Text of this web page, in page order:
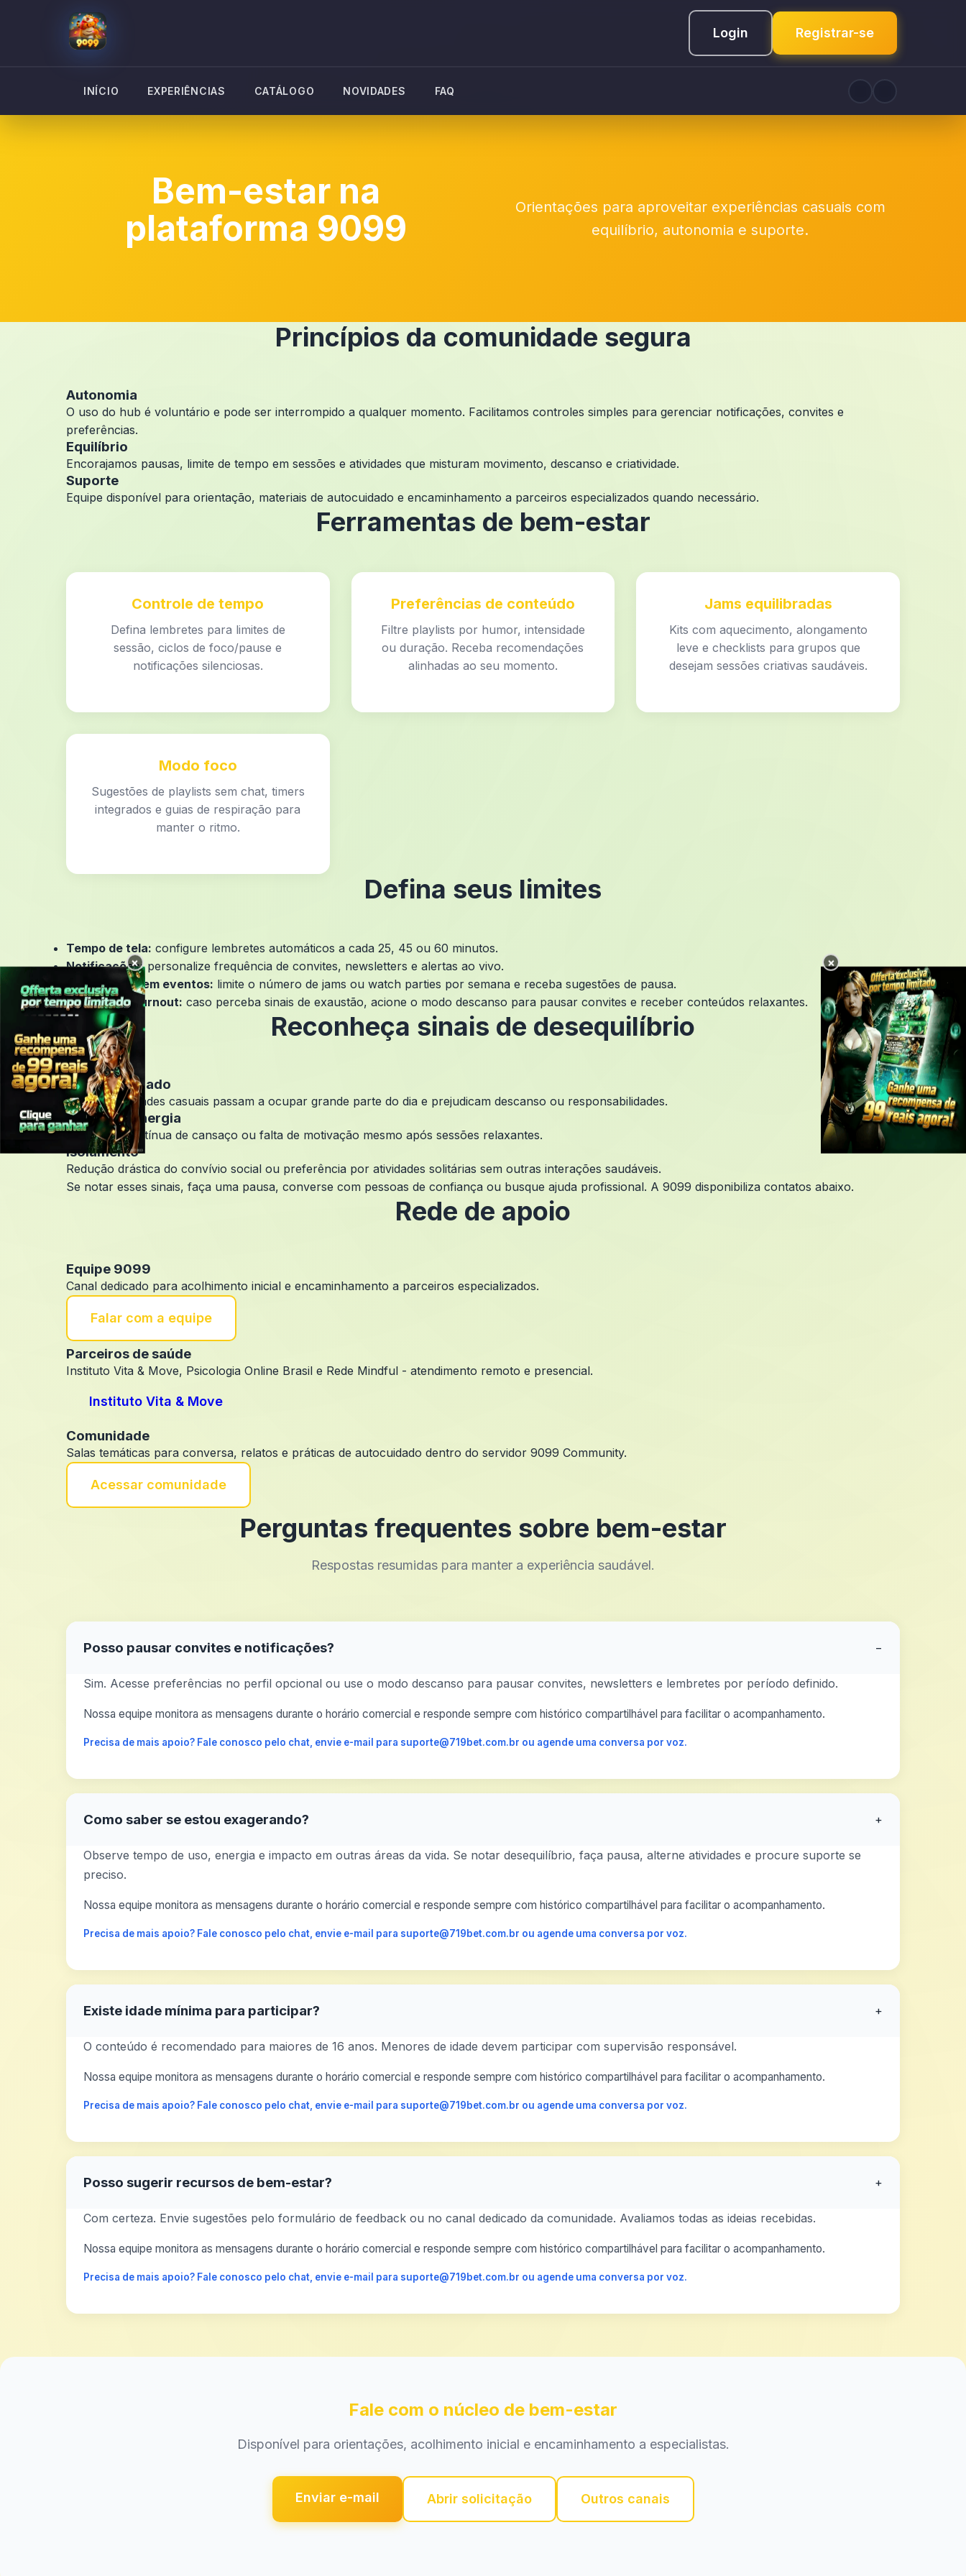
Login Registrar-se
INÍCIO EXPERIÊNCIAS CATÁLOGO NOVIDADES FAQ
Bem-estar na
plataforma 9099
Orientações para aproveitar experiências casuais com
equilíbrio, autonomia e suporte.
Princípios da comunidade segura
Autonomia
O uso do hub é voluntário e pode ser interrompido a qualquer momento. Facilitamos controles simples para gerenciar notificações, convites e
preferências.
Equilíbrio
Encorajamos pausas, limite de tempo em sessões e atividades que misturam movimento, descanso e criatividade.
Suporte
Equipe disponível para orientação, materiais de autocuidado e encaminhamento a parceiros especializados quando necessário.
Ferramentas de bem-estar
Controle de tempo
Defina lembretes para limites de
sessão, ciclos de foco/pause e
notificações silenciosas.
Preferências de conteúdo
Filtre playlists por humor, intensidade
ou duração. Receba recomendações
alinhadas ao seu momento.
Jams equilibradas
Kits com aquecimento, alongamento
leve e checklists para grupos que
desejam sessões criativas saudáveis.
Modo foco
Sugestões de playlists sem chat, timers
integrados e guias de respiração para
manter o ritmo.
Defina seus limites
Tempo de tela: configure lembretes automáticos a cada 25, 45 ou 60 minutos.
Notificações:personalize frequência de convites, newsletters e alertas ao vivo.
Participação em eventos: limite o número de jams ou watch parties por semana e receba sugestões de pausa.
Suporte ao burnout: caso perceba sinais de exaustão, acione o modo descanso para pausar convites e receber conteúdos relaxantes.
Reconheça sinais de desequilíbrio
Uso prolongado
Quando atividades casuais passam a ocupar grande parte do dia e prejudicam descanso ou responsabilidades.
Queda de energia
Sensação contínua de cansaço ou falta de motivação mesmo após sessões relaxantes.
Isolamento
Redução drástica do convívio social ou preferência por atividades solitárias sem outras interações saudáveis.
Se notar esses sinais, faça uma pausa, converse com pessoas de confiança ou busque ajuda profissional. A 9099 disponibiliza contatos abaixo.
Rede de apoio
Equipe 9099
Canal dedicado para acolhimento inicial e encaminhamento a parceiros especializados.
Falar com a equipe
Parceiros de saúde
Instituto Vita & Move, Psicologia Online Brasil e Rede Mindful - atendimento remoto e presencial.
Instituto Vita & Move
Comunidade
Salas temáticas para conversa, relatos e práticas de autocuidado dentro do servidor 9099 Community.
Acessar comunidade
Perguntas frequentes sobre bem-estar
Respostas resumidas para manter a experiência saudável.
Posso pausar convites e notificações? −
Sim. Acesse preferências no perfil opcional ou use o modo descanso para pausar convites, newsletters e lembretes por período definido.
Nossa equipe monitora as mensagens durante o horário comercial e responde sempre com histórico compartilhável para facilitar o acompanhamento.
Precisa de mais apoio? Fale conosco pelo chat, envie e-mail para suporte@719bet.com.br ou agende uma conversa por voz.
Como saber se estou exagerando? +
Observe tempo de uso, energia e impacto em outras áreas da vida. Se notar desequilíbrio, faça pausa, alterne atividades e procure suporte se
preciso.
Nossa equipe monitora as mensagens durante o horário comercial e responde sempre com histórico compartilhável para facilitar o acompanhamento.
Precisa de mais apoio? Fale conosco pelo chat, envie e-mail para suporte@719bet.com.br ou agende uma conversa por voz.
Existe idade mínima para participar? +
O conteúdo é recomendado para maiores de 16 anos. Menores de idade devem participar com supervisão responsável.
Nossa equipe monitora as mensagens durante o horário comercial e responde sempre com histórico compartilhável para facilitar o acompanhamento.
Precisa de mais apoio? Fale conosco pelo chat, envie e-mail para suporte@719bet.com.br ou agende uma conversa por voz.
Posso sugerir recursos de bem-estar? +
Com certeza. Envie sugestões pelo formulário de feedback ou no canal dedicado da comunidade. Avaliamos todas as ideias recebidas.
Nossa equipe monitora as mensagens durante o horário comercial e responde sempre com histórico compartilhável para facilitar o acompanhamento.
Precisa de mais apoio? Fale conosco pelo chat, envie e-mail para suporte@719bet.com.br ou agende uma conversa por voz.
Fale com o núcleo de bem-estar
Disponível para orientações, acolhimento inicial e encaminhamento a especialistas.
Enviar e-mail Abrir solicitação Outros canais
× ×